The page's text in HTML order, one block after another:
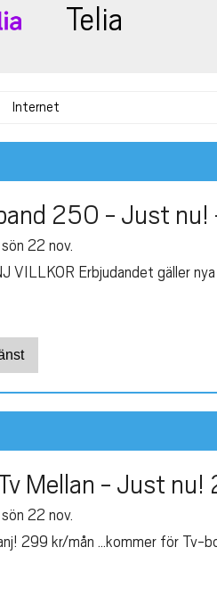
Telia
Internet
250 - Just
22 nov.
VILLKOR Erbjudandet gäller nya
Mellan - Just
22 nov.
299 kr/mån ...kommer för Tv-